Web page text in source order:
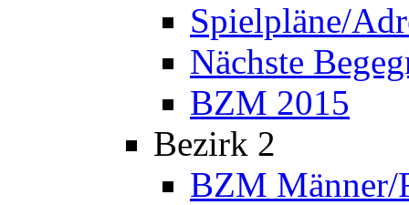
Spielpläne/
Nächste
BZM 2015
Bezirk 2
BZM Männer/